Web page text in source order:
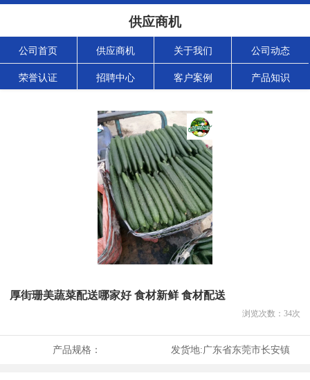
供应商机
公司首页 供应商机 关于我们 公司动态
荣誉认证 招聘中心 客户案例 产品知识
厚街珊美蔬菜配送哪家好 食材新鲜 食材配送
浏览次数： 34次
产品规格： 发货地:广东省东莞市长安镇